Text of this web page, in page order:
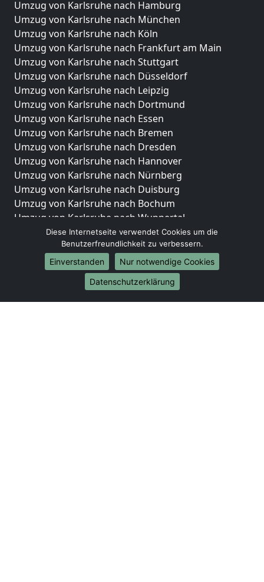
Umzug von Karlsruhe nach Hamburg
Umzug von Karlsruhe nach München
Umzug von Karlsruhe nach Köln
Umzug von Karlsruhe nach Frankfurt am Main
Umzug von Karlsruhe nach Stuttgart
Umzug von Karlsruhe nach Düsseldorf
Umzug von Karlsruhe nach Leipzig
Umzug von Karlsruhe nach Dortmund
Umzug von Karlsruhe nach Essen
Umzug von Karlsruhe nach Bremen
Umzug von Karlsruhe nach Dresden
Umzug von Karlsruhe nach Hannover
Umzug von Karlsruhe nach Nürnberg
Umzug von Karlsruhe nach Duisburg
Umzug von Karlsruhe nach Bochum
Umzug von Karlsruhe nach Wuppertal
Umzug von Karlsruhe nach Bielefeld
Umzug von Karlsruhe nach Bonn
Umzug von Karlsruhe nach Münster
Internationale-Umzüge
Umzug von Karlsruhe nach Brasilien
Diese Internetseite verwendet Cookies um die
Benutzerfreundlichkeit zu verbessern.
Einverstanden
Nur notwendige Cookies
Datenschutzerklärung